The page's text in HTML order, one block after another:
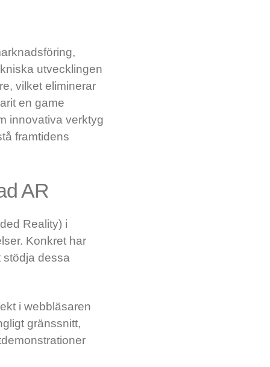
utvecklingen
vilket eliminerar
en game
innovativa verktyg
framtidens
AR
Reality) i
Konkret har
stödja dessa
i webbläsaren
gränssnitt,